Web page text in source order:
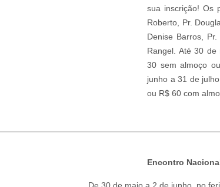
sua inscrição! Os
Roberto, Pr.
Denise Barros,
Rangel. Até 30
30 sem almoço
junho a 31 de
ou R$ 60 com
Encontro
De 30 de maio a 2 de junho, no